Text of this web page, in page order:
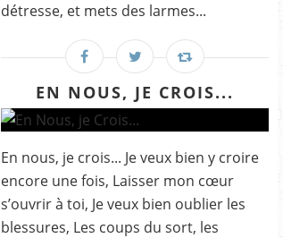
détresse, et mets des larmes...
EN NOUS, JE CROIS...
En nous, je crois... Je veux bien y croire
encore une fois, Laisser mon cœur
s’ouvrir à toi, Je veux bien oublier les
blessures, Les coups du sort, les